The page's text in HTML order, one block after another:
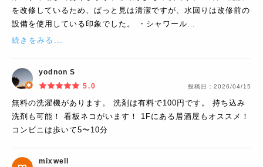
を改修しているため、ぱっと見は清潔ですが、水回りは改修前の
設備を使用している印象でした。 ・シャワール…
続きをみる...
yodnon S
5.0
投稿日： 2026/04/15
無料の洗濯機があります。 洗剤は有料で100円です。 持ち込み
洗剤も可能！ 看板ネコがいます！ 1Fにある居酒屋もオススメ！
コンビニは歩いて5〜10分
mixwell